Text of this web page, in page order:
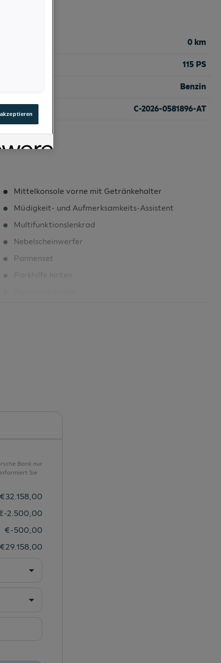
0 km
115 PS
Benzin
C-2026-0581896-AT
Mittelkonsole vorne mit Getränkehalter
Müdigkeit- und Aufmerksamkeits-Assistent
Multifunktionslenkrad
Nebelscheinwerfer
Pannenset
Service-Bonus
Sitzheizung vorne
Sitzheizung vorne
Škoda Plus Garantie 5 Jahre | 100.000 km
SmartLink kabellos
Speedlimiter
Bank nur
Sie
€32.158,00
-2.500,00
€-500,00
€29.158,00